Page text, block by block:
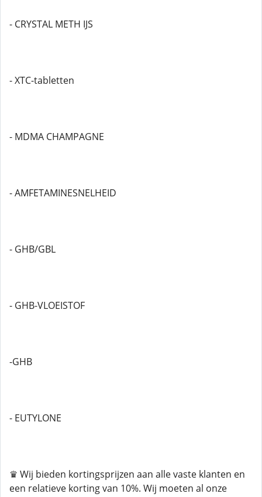
- CRYSTAL METH IJS
- XTC-tabletten
- MDMA CHAMPAGNE
- AMFETAMINESNELHEID
- GHB/GBL
- GHB-VLOEISTOF
-GHB
- EUTYLONE
♛ Wij bieden kortingsprijzen aan alle vaste klanten en
een relatieve korting van 10%. Wij moeten al onze